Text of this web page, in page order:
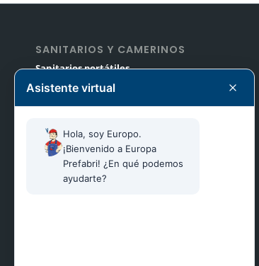
SANITARIOS Y CAMERINOS
Sanitarios portátiles
Módulos sanitarios
Alquiler de sanitarios para eventos
Asistente virtual
Hola, soy Europo.
¡Bienvenido a Europa
Prefabri! ¿En qué podemos
ayudarte?